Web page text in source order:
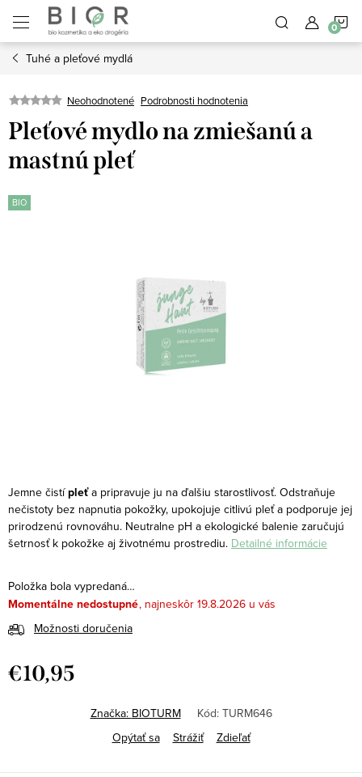
obsah
Tuhé a pleťové mydlá
Neohodnotené Podrobnosti hodnotenia
Pleťové mydlo na zmiešanú a
mastnú pleť
BIO
Jemne čistípleťa pripravuje ju na ďalšiu starostlivosť. Odstraňuje
nečistoty bez napnutia pokožky, upokojuje citlivú pleť a podporuje jej
prirodzenú rovnováhu. Neutralne pH a ekologické balenie zaručujú
šetrnosť k pokožke aj životnému prostrediu. Detailné informácie
Položka bola vypredaná…
Momentálne nedostupné
19.8.2026
Možnosti doručenia
€10,95
Značka: BIOTURM Kód: TURM646
Opýtať sa
Strážiť Zdieľať